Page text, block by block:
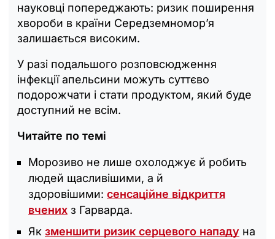
науковці попереджають: ризик поширення
хвороби в країни Середземномор’я
залишається високим.
У разі подальшого розповсюдження
інфекції апельсини можуть суттєво
подорожчати і стати продуктом, який буде
доступний не всім.
Читайте по темі
Морозиво не лише охолоджує й робить
людей щасливішими, а й
здоровішими: сенсаційне відкриття
вчених з Гарварда.
Як зменшити ризик серцевого нападу на